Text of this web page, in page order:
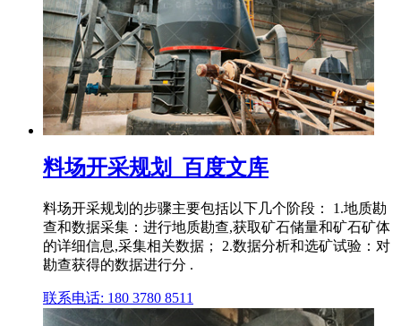
料场开采规划_百度文库
料场开采规划的步骤主要包括以下几个阶段： 1.地质勘
查和数据采集：进行地质勘查,获取矿石储量和矿石矿体
的详细信息,采集相关数据； 2.数据分析和选矿试验：对
勘查获得的数据进行分 .
联系电话: 180 3780 8511